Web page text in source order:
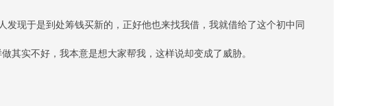
现于是到处筹钱买新的，正好他也来找我借，我就借给了这个初中同
其实不好，我本意是想大家帮我，这样说却变成了威胁。